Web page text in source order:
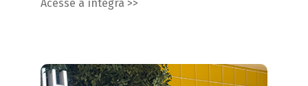
Acesse a íntegra >>